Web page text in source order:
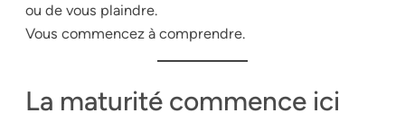
ou de vous plaindre.
Vous commencez à comprendre.
La maturité commence ici